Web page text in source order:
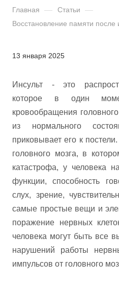
Главная — Статьи —
Восстановление памяти после
13 января 2025
Инсульт - это
которое в один
кровообращения
из нормального
приковывает его к
головного мозга, в
катастрофа, у человека
функции, способность
слух, зрение,
самые простые вещи и
поражение нервных
человека могут быть все
нарушений работы
импульсов от головного